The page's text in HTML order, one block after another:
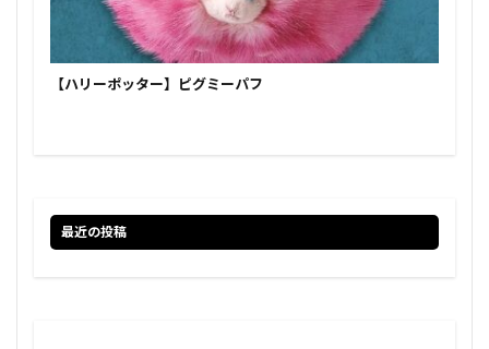
【ハリーポッター】ピグミーパフ
最近の投稿